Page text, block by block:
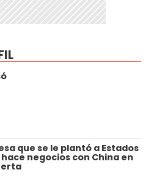
que se le plantó a Estados
hace negocios con China en